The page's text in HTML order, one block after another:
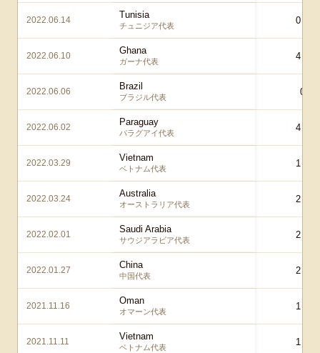
2022.06.14 Tunisia
チュニジア代表 0 – 3
2022.06.10 Ghana
ガーナ代表 4 – 1
2022.06.06 Brazil
ブラジル代表 0 – 1
2022.06.02 Paraguay
パラグアイ代表 4 – 1
2022.03.29 Vietnam
ベトナム代表 1 – 1
2022.03.24 Australia
オーストラリア代表 2 – 0
2022.02.01 Saudi Arabia
サウジアラビア代表 2 – 0
2022.01.27 China
中国代表 2 – 0
2021.11.16 Oman
オマーン代表 1 – 0
2021.11.11 Vietnam
ベトナム代表 1 – 0